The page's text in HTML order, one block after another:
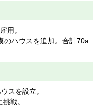
用。
のハウスを追加。合計70a
スを設立。
戦。